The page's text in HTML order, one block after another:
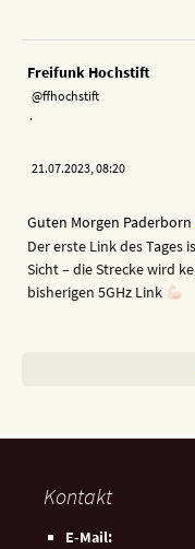
Freifunk Hochstift
@ffhochstift
·
21.07.2023, 08:20
Guten Morgen Paderborn
Der erste Link des Tages
Sicht – die Strecke wird
bisherigen 5GHz Link
Kontakt
E-Mail: